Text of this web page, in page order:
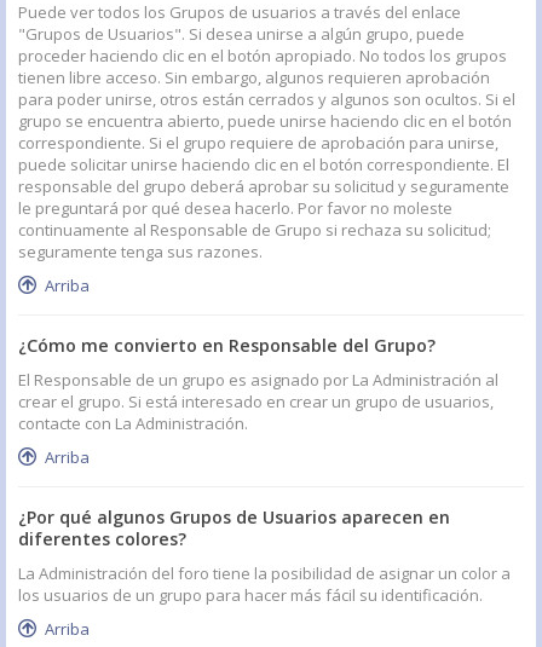
Puede ver todos los Grupos de usuarios a través del enlace
"Grupos de Usuarios". Si desea unirse a algún grupo, puede
proceder haciendo clic en el botón apropiado. No todos los grupos
tienen libre acceso. Sin embargo, algunos requieren aprobación
para poder unirse, otros están cerrados y algunos son ocultos. Si el
grupo se encuentra abierto, puede unirse haciendo clic en el botón
correspondiente. Si el grupo requiere de aprobación para unirse,
puede solicitar unirse haciendo clic en el botón correspondiente. El
responsable del grupo deberá aprobar su solicitud y seguramente
le preguntará por qué desea hacerlo. Por favor no moleste
continuamente al Responsable de Grupo si rechaza su solicitud;
seguramente tenga sus razones.
Arriba
¿Cómo me convierto en Responsable del Grupo?
El Responsable de un grupo es asignado por La Administración al
crear el grupo. Si está interesado en crear un grupo de usuarios,
contacte con La Administración.
Arriba
¿Por qué algunos Grupos de Usuarios aparecen en
diferentes colores?
La Administración del foro tiene la posibilidad de asignar un color a
los usuarios de un grupo para hacer más fácil su identificación.
Arriba